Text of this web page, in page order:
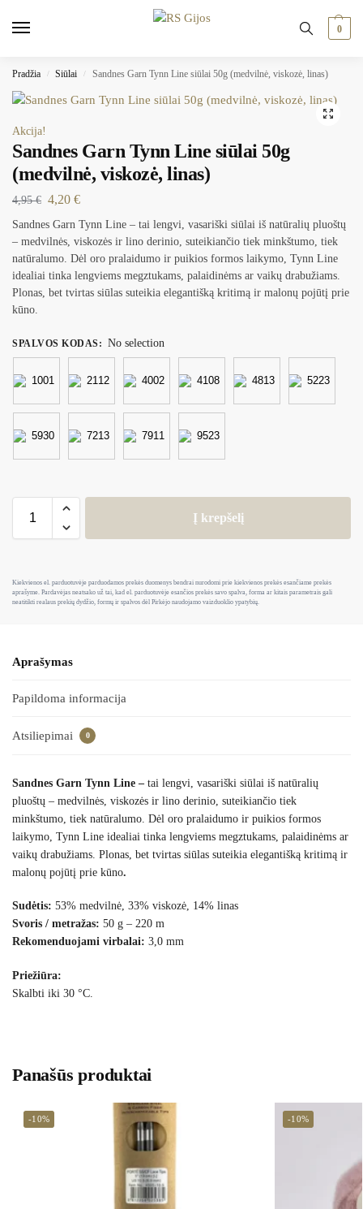
0
Pradžia / Siūlai / Sandnes Garn Tynn Line siūlai 50g (medvilnė, viskozė, linas)
Akcija!
Sandnes Garn Tynn Line siūlai 50g
(medvilnė, viskozė, linas)
4,95€ 4,20 €
Sandnes Garn Tynn Line – tai lengvi, vasariški siūlai iš natūralių pluoštų
– medvilnės, viskozės ir lino derinio, suteikiančio tiek minkštumo, tiek
natūralumo. Dėl oro pralaidumo ir puikios formos laikymo, Tynn Line
idealiai tinka lengviems megztukams, palaidinėms ar vaikų drabužiams.
Plonas, bet tvirtas siūlas suteikia elegantišką kritimą ir malonų pojūtį prie
kūno.
SPALVOS KODAS: No selection
Į krepšelį
Kiekvienos el. parduotuvėje parduodamos prekės duomenys bendrai nurodomi prie kiekvienos prekės esančiame prekės
aprašyme. Pardavėjas neatsako už tai, kad el. parduotuvėje esančios prekės savo spalva, forma ar kitais parametrais gali
neatitikti realaus prekių dydžio, formų ir spalvos dėl Pirkėjo naudojamo vaizduoklio ypatybių.
Aprašymas
Papildoma informacija
Atsiliepimai 0
Sandnes Garn Tynn Line – tai lengvi, vasariški siūlai iš natūralių
pluoštų – medvilnės, viskozės ir lino derinio, suteikiančio tiek
minkštumo, tiek natūralumo. Dėl oro pralaidumo ir puikios formos
laikymo, Tynn Line idealiai tinka lengviems megztukams, palaidinėms ar
vaikų drabužiams. Plonas, bet tvirtas siūlas suteikia elegantišką kritimą ir
malonų pojūtį prie kūno.
Sudėtis: 53% medvilnė, 33% viskozė, 14% linas
Svoris / metražas: 50 g – 220 m
Rekomenduojami virbalai: 3,0 mm
Priežiūra:
Skalbti iki 30 °C.
Panašūs produktai
-10% -10%